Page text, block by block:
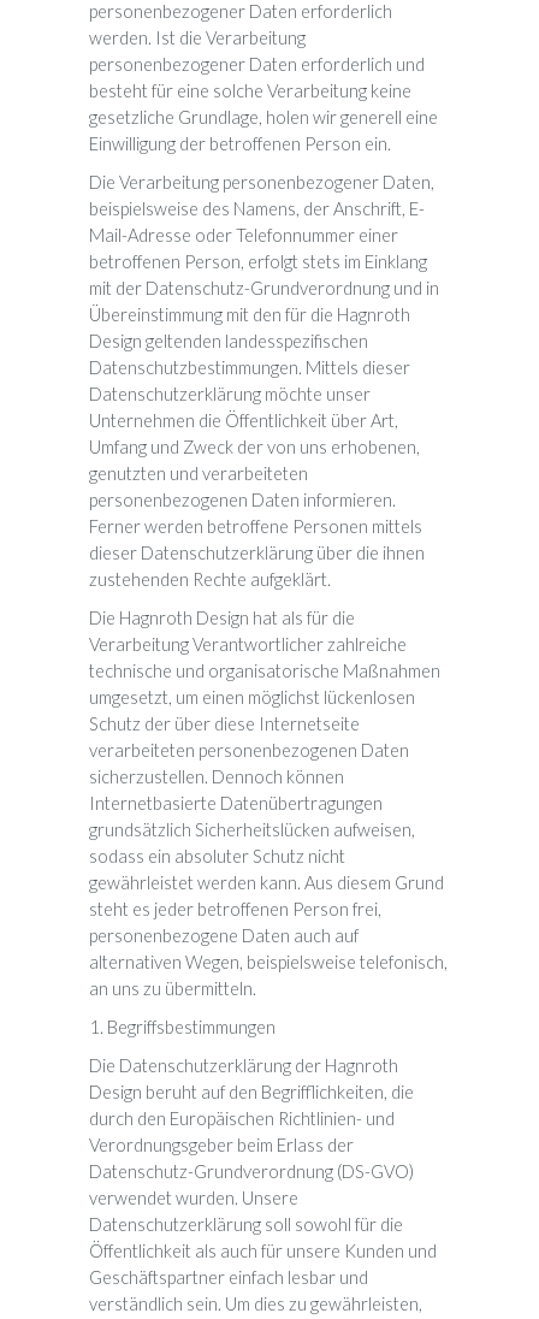
personenbezogener Daten erforderlich
werden. Ist die Verarbeitung
personenbezogener Daten erforderlich und
besteht für eine solche Verarbeitung keine
gesetzliche Grundlage, holen wir generell eine
Einwilligung der betroffenen Person ein.
Die Verarbeitung personenbezogener Daten,
beispielsweise des Namens, der Anschrift, E-
Mail-Adresse oder Telefonnummer einer
betroffenen Person, erfolgt stets im Einklang
mit der Datenschutz-Grundverordnung und in
Übereinstimmung mit den für die Hagnroth
Design geltenden landesspezifischen
Datenschutzbestimmungen. Mittels dieser
Datenschutzerklärung möchte unser
Unternehmen die Öffentlichkeit über Art,
Umfang und Zweck der von uns erhobenen,
genutzten und verarbeiteten
personenbezogenen Daten informieren.
Ferner werden betroffene Personen mittels
dieser Datenschutzerklärung über die ihnen
zustehenden Rechte aufgeklärt.
Die Hagnroth Design hat als für die
Verarbeitung Verantwortlicher zahlreiche
technische und organisatorische Maßnahmen
umgesetzt, um einen möglichst lückenlosen
Schutz der über diese Internetseite
verarbeiteten personenbezogenen Daten
sicherzustellen. Dennoch können
Internetbasierte Datenübertragungen
grundsätzlich Sicherheitslücken aufweisen,
sodass ein absoluter Schutz nicht
gewährleistet werden kann. Aus diesem Grund
steht es jeder betroffenen Person frei,
personenbezogene Daten auch auf
alternativen Wegen, beispielsweise telefonisch,
an uns zu übermitteln.
1. Begriffsbestimmungen
Die Datenschutzerklärung der Hagnroth
Design beruht auf den Begrifflichkeiten, die
durch den Europäischen Richtlinien- und
Verordnungsgeber beim Erlass der
Datenschutz-Grundverordnung (DS-GVO)
verwendet wurden. Unsere
Datenschutzerklärung soll sowohl für die
Öffentlichkeit als auch für unsere Kunden und
Geschäftspartner einfach lesbar und
verständlich sein. Um dies zu gewährleisten,